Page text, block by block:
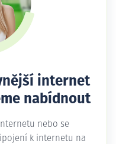
internet
nabídnout
nebo se
k internetu na